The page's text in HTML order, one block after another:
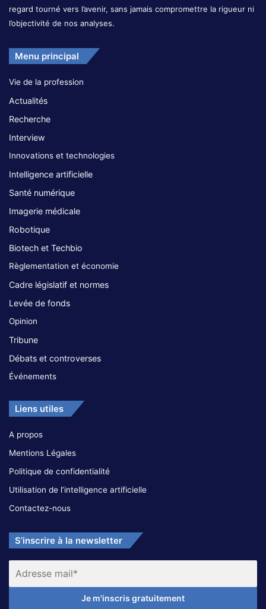
regard tourné vers l’avenir, sans jamais compromettre la rigueur ni
l’objectivité de nos analyses.
Menu principal
Vie de la profession
Actualités
Recherche
Interview
Innovations et technologies
Intelligence artificielle
Santé numérique
Imagerie médicale
Robotique
Biotech et Techbio
Règlementation et économie
Cadre législatif et normes
Levée de fonds
Opinion
Tribune
Débats et controverses
Événements
Liens utiles
A propos
Mentions Légales
Politique de confidentialité
Utilisation de l’intelligence artificielle
Contactez-nous
S’inscrire à la newsletter